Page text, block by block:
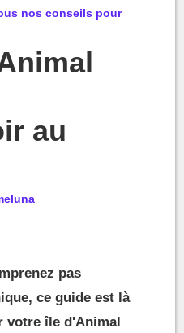
nos conseils pour
au
pas
ce guide est là
votre île d'Animal